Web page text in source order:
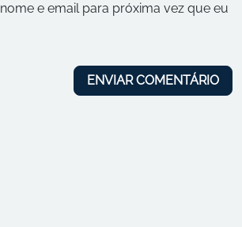
e email para próxima vez que eu